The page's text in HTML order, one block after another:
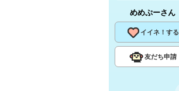
めめぷーさん
イイネ！する
友だち申請